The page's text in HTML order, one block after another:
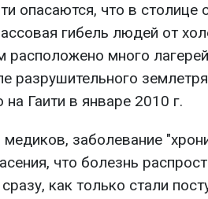
опасаются, что в
гибель людей от
расположено много
разрушительного
Гаити в январе 2010 г.
заболевание
что болезнь
как только стали